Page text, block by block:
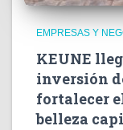
EMPRESAS Y
KEUNE
inversión
fortalecer
belleza